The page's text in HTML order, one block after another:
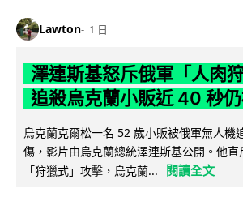
Lawton 1 日
澤連斯基怒斥俄軍「人肉
追殺烏克蘭小販近 40 秒
烏克蘭克爾松一名 52 歲小販被俄軍無人機
傷，影片由烏克蘭總統澤連斯基公開。他
「狩獵式」攻擊，烏克蘭...
閱讀全文